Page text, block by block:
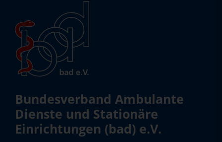
Bundesverband Ambulante
Dienste und Stationäre
Einrichtungen (bad) e.V.